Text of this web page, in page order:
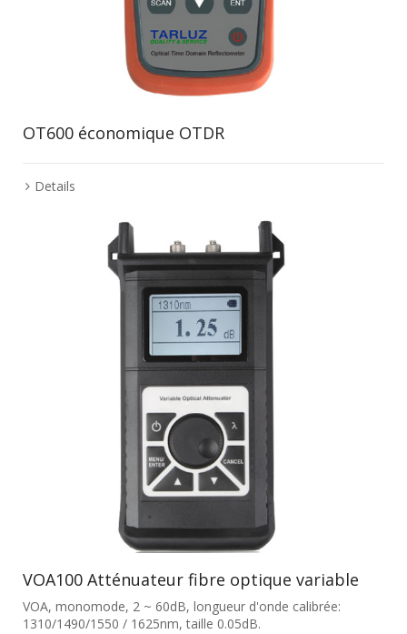
OT600 économique OTDR
Details
VOA100 Atténuateur fibre optique variable
VOA, monomode, 2 ~ 60dB, longueur d'onde calibrée:
1310/1490/1550 / 1625nm, taille 0.05dB.